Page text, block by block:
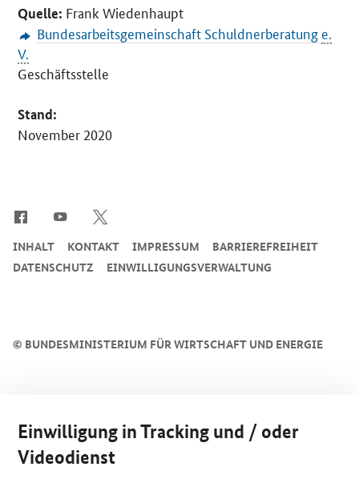
Quelle: Frank Wiedenhaupt
Bundesarbeitsgemeinschaft Schuldnerberatung e.
V.
Geschäftsstelle
Stand:
November 2020
© BUNDESMINISTERIUM FÜR WIRTSCHAFT UND ENERGIE
INHALT KONTAKT IMPRESSUM
BARRIEREFREIHEIT
DATENSCHUTZ
EINWILLIGUNGSVERWALTUNG
Einwilligung in Tracking und / oder
Videodienst